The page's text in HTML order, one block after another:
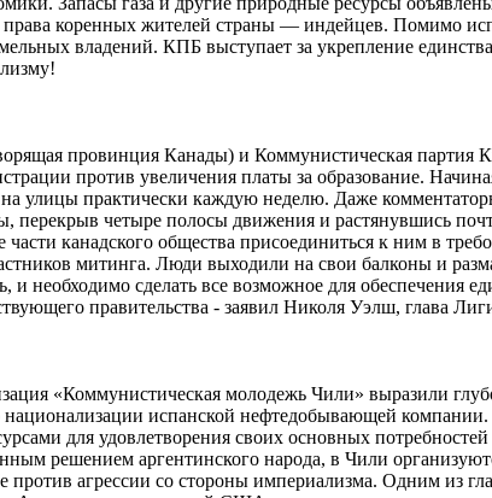
коренных жителей страны — индейцев. Помимо
владений. КПБ выступает за укрепление
провинция Канады) и Коммунистическая партия
против увеличения платы за образование.
улицы практически каждую неделю. Даже
перекрыв четыре полосы движения и растянувшись
канадского общества присоединиться к ним в
митинга. Люди выходили на свои балконы и
и необходимо сделать все возможное для
правительства - заявил Николя Уэлш, глава
«Коммунистическая молодежь Чили» выразили
испанской нефтедобывающей
для удовлетворения своих основных
решением аргентинского народа, в Чили
против агрессии со стороны империализма. Одним из